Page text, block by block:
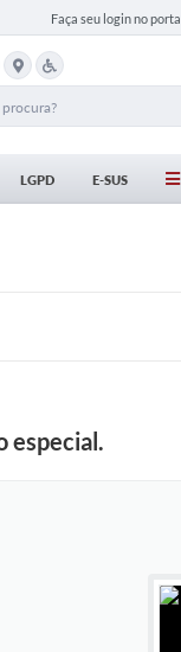
Faça seu login no portal
LGPD E-SUS
especial.